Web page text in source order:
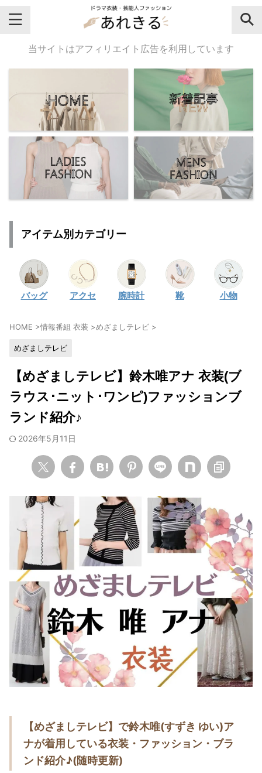
＼芸能人名・ドラマ名で検索♪／
気になるドラマ名や芸能人名でおし
ゃれなドラマ衣装・ファッションを
チェックしてね♪
【よく検索されてる女性芸能人】
・
広瀬すず
川口春奈
・ 石原さとみ
・広瀬アリス
永野芽郁
・波瑠
・奈緒
・ 高畑充希
・
さとうほなみ
前田敦子
水川あさみ
田中みな実
福原遥
小芝風花
・木南晴夏
・今田美桜
・清原果耶
・菜々緒
・ 森七菜
・吉川愛
・見上愛
・
出口夏希
・田辺桃子
トリンドル玲奈
深田恭子
芳根京子
当サイトはアフィリエイト広告を利用しています
アイテム別カテゴリー
バッグ アクセ 腕時計 靴 小物
HOME >情報番組 衣装 >めざましテレビ >
めざましテレビ
【めざましテレビ】鈴木唯アナ 衣装(ブ
ラウス･ニット･ワンピ)ファッションブ
ランド紹介♪
2026年5月11日
【めざましテレビ】で鈴木唯(すずき ゆい)ア
ナが着用している衣装・ファッション・ブラ
ンド紹介♪(随時更新)